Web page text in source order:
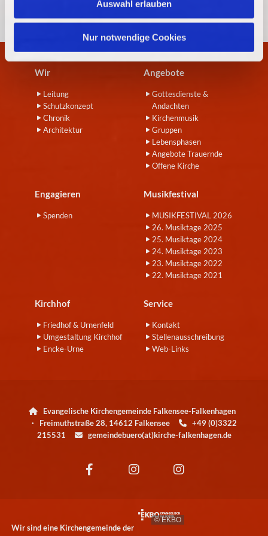
Auswahl erlauben
Nur notwendige Cookies
Wir
Leitung
Schutzkonzept
Chronik
Architektur
Angebote
Gottesdienste &
Andachten
Kirchenmusik
Gruppen
Lebensphasen
Angebote Trauernde
Offene Kirche
Engagieren
Spenden
Musikfestival
MUSIKFESTIVAL 2026
26. Musiktage 2025
25. Musiktage 2024
24. Musiktage 2023
23. Musiktage 2022
22. Musiktage 2021
Kirchhof
Friedhof & Urnenfeld
Umgestaltung Kirchhof
Encke-Urne
Service
Kontakt
Stellenausschreibung
Web-Links

Evangelische Kirchengemeinde Falkensee-Falkenhagen
· Freimuthstraße 28, 14612 Falkensee
+49 (0)3322
215531
gemeindebuero(at)kirche-falkenhagen.de
Wir sind eine Kirchengemeinde der
© EKBO